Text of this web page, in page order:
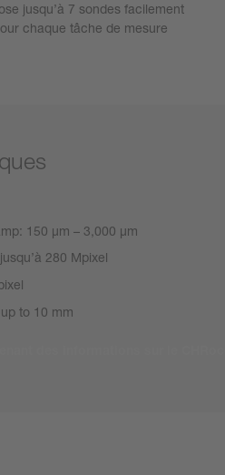
jusqu’à 7 sondes facilement
chaque tâche de mesure
150 µm – 3,000 µm
280 Mpixel
to 10 mm